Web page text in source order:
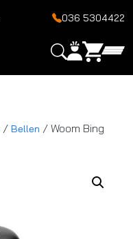
036 5304422
/ Bellen / Woom Bing